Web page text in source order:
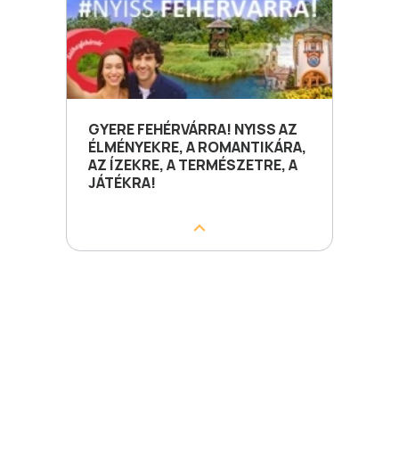
GYERE FEHÉRVÁRRA! NYISS AZ
ÉLMÉNYEKRE, A ROMANTIKÁRA,
AZ ÍZEKRE, A TERMÉSZETRE, A
JÁTÉKRA!